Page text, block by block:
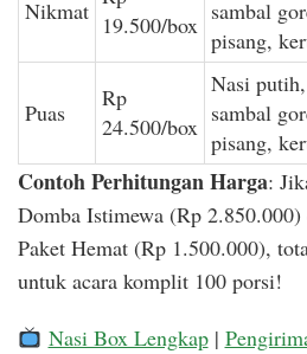
Nikmat 19.500/box sambal
pisang,
Puas
Rp
24.500/box
Nasi
sambal
pisang,
Contoh Perhitungan Harga:
Domba Istimewa (Rp
Paket Hemat (Rp 1.500.000),
untuk acara komplit 100 porsi!
Nasi Box Lengkap|